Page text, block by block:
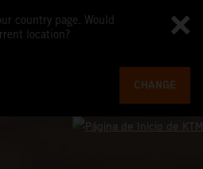
country page. Would
location?
CHANGE